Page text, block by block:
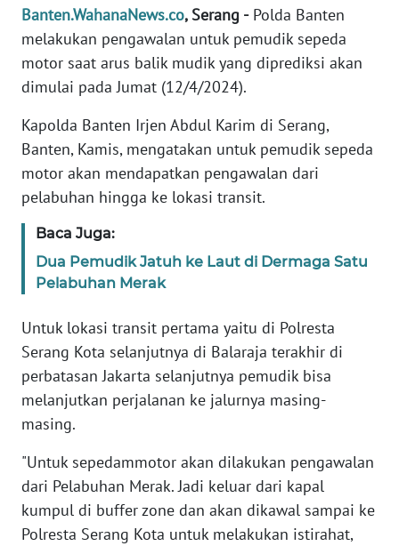
Banten.WahanaNews.co, Serang -Polda Banten
melakukan pengawalan untuk pemudik sepeda
motor saat arus balik mudik yang diprediksi akan
dimulai pada Jumat (12/4/2024).
Kapolda Banten Irjen Abdul Karim di Serang,
Banten, Kamis, mengatakan untuk pemudik sepeda
motor akan mendapatkan pengawalan dari
pelabuhan hingga ke lokasi transit.
Baca Juga:
Dua Pemudik Jatuh ke Laut di Dermaga Satu
Pelabuhan Merak
Untuk lokasi transit pertama yaitu di Polresta
Serang Kota selanjutnya di Balaraja terakhir di
perbatasan Jakarta selanjutnya pemudik bisa
melanjutkan perjalanan ke jalurnya masing-
masing.
"Untuk sepedammotor akan dilakukan pengawalan
dari Pelabuhan Merak. Jadi keluar dari kapal
kumpul di buffer zone dan akan dikawal sampai ke
Polresta Serang Kota untuk melakukan istirahat,
REDAKSI
KARIR
DISCLAIMER
Wahana
News
Regional
WN
SUMUT
WN
JAKARTA
WN
JABAR
WN
BANTEN
WN